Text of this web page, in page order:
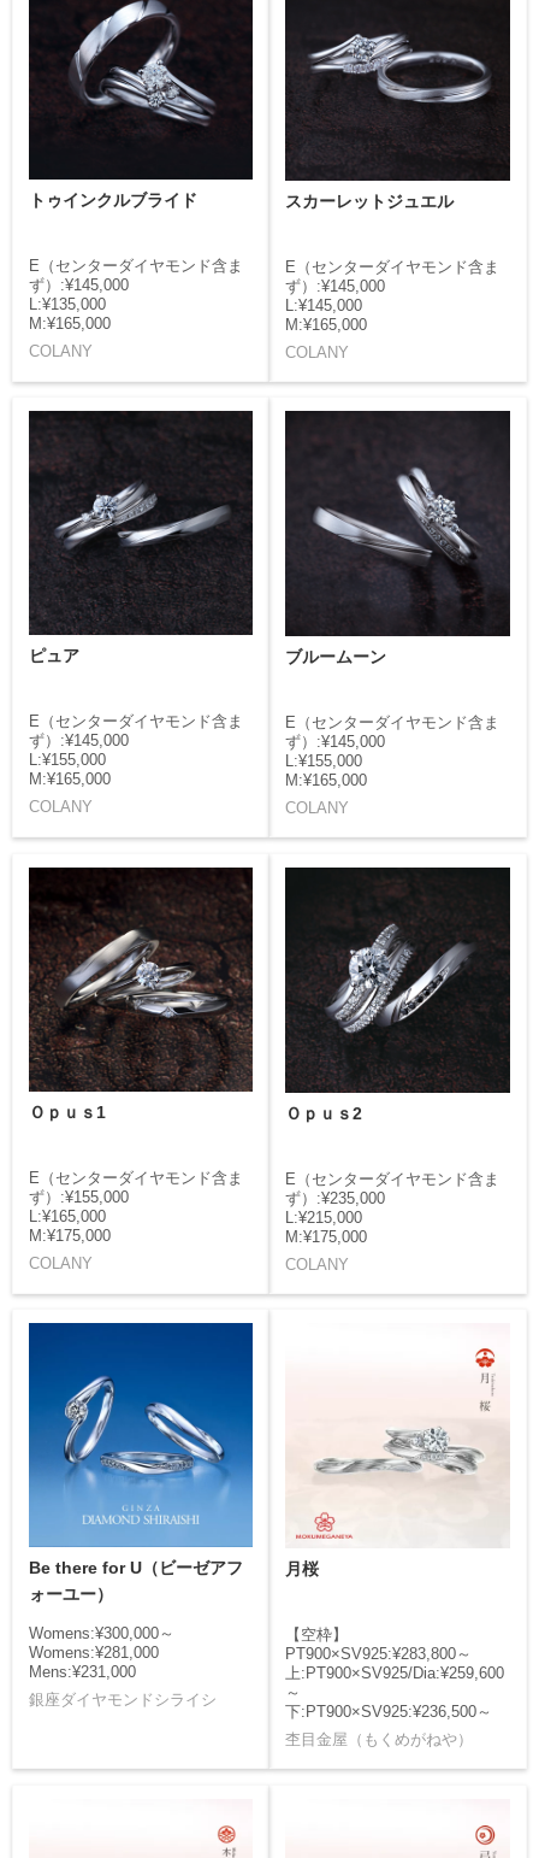
トゥインクルブライド
E（センターダイヤモンド含ま
ず）:¥145,000
L:¥135,000
M:¥165,000
COLANY
スカーレットジュエル
E（センターダイヤモンド含ま
ず）:¥145,000
L:¥145,000
M:¥165,000
COLANY
ピュア
E（センターダイヤモンド含ま
ず）:¥145,000
L:¥155,000
M:¥165,000
COLANY
ブルームーン
E（センターダイヤモンド含ま
ず）:¥145,000
L:¥155,000
M:¥165,000
COLANY
Ｏｐｕｓ1
E（センターダイヤモンド含ま
ず）:¥155,000
L:¥165,000
M:¥175,000
COLANY
Ｏｐｕｓ2
E（センターダイヤモンド含ま
ず）:¥235,000
L:¥215,000
M:¥175,000
COLANY
Be there for U（ビーゼアフ
ォーユー）
Womens:¥300,000～
Womens:¥281,000
Mens:¥231,000
銀座ダイヤモンドシライシ
月桜
【空枠】
PT900×SV925:¥283,800～
上:PT900×SV925/Dia:¥259,600
～
下:PT900×SV925:¥236,500～
杢目金屋（もくめがねや）